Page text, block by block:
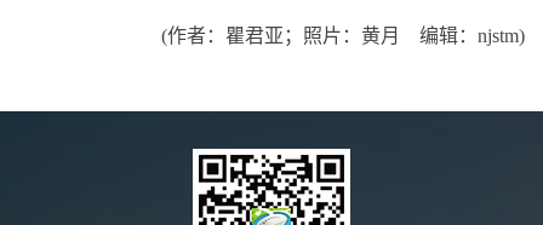
(作者：瞿君亚；照片：黄月 编辑：njstm)